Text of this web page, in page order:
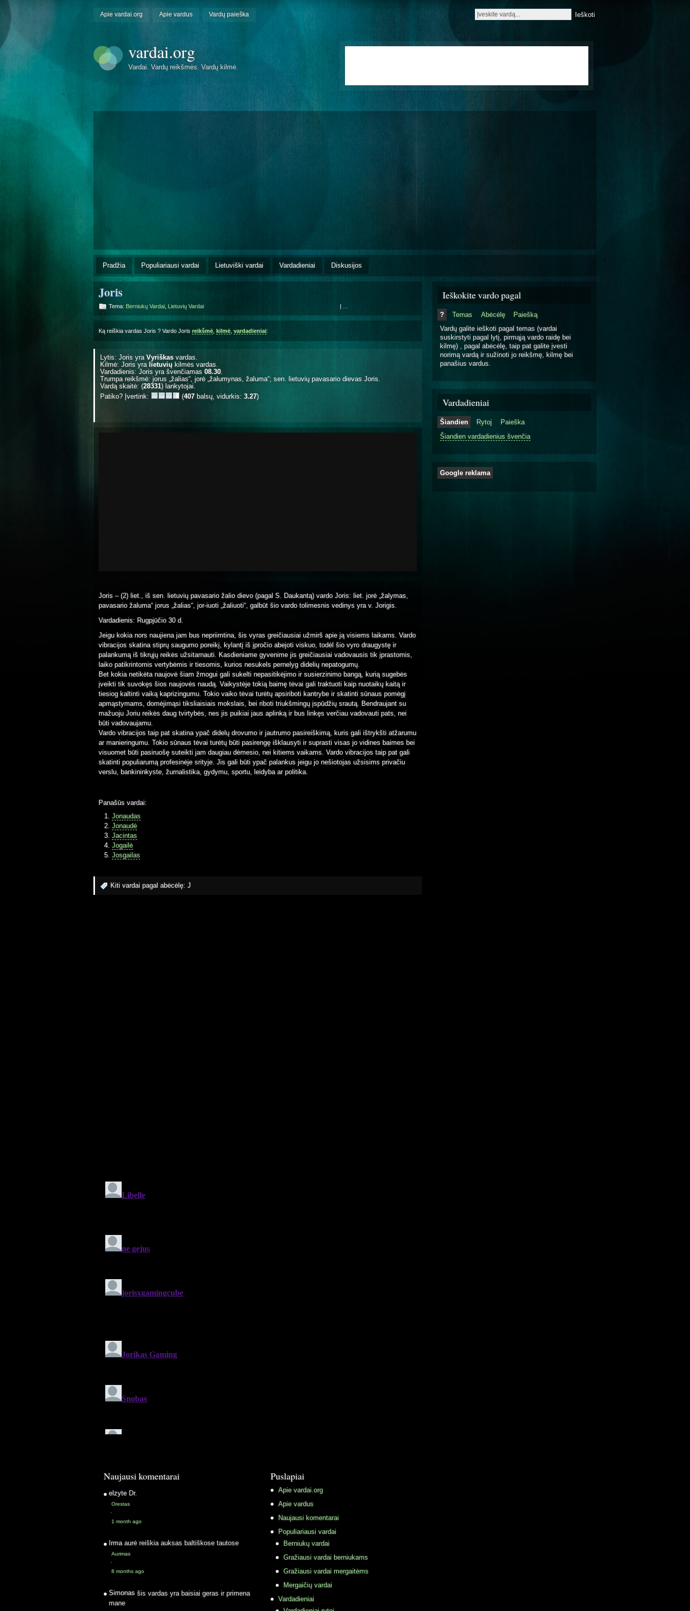
Apie vardai.org Apie vardus Vardų paieška
vardai.org
Vardai. Vardų reikšmės. Vardų kilmė.
Pradžia Populiariausi vardai Lietuviški vardai Vardadieniai Diskusijos
Joris
Tema: Berniukų Vardai Lietuvių Vardai |
Ką reiškia vardas Joris ? Vardo Joris reikšmė kilmė vardadieniai:
Lytis: Joris yra Vyriškas vardas.
Kilmė: Joris yra lietuvių kilmės vardas.
Vardadienis: Joris yra švenčiamas 08.30
Trumpa reikšmė: jorus „žalias“, jorė „žalumynas, žaluma“; sen. lietuvių pavasario dievas Joris.
Vardą skaitė: (28331) lankytojai.
Patiko? Įvertink:
(407 balsų, vidurkis: 3.27)
Joris – (2) liet., iš sen. lietuvių pavasario žalio dievo (pagal S. Daukantą) vardo Joris: liet. jorė „žalymas,
pavasario žaluma“ jorus „žalias“, jor-iuoti „žaliuoti“, galbūt šio vardo tolimesnis vedinys yra v. Jorigis.
Vardadienis: Rugpjūčio 30 d.
Jeigu kokia nors naujiena jam bus nepriimtina, šis vyras greičiausiai užmirš apie ją visiems laikams. Vardo
vibracijos skatina stiprų saugumo poreikį, kylantį iš įpročio abejoti viskuo, todėl šio vyro draugystę ir
palankumą iš tikrųjų reikės užsitarnauti. Kasdieniame gyvenime jis greičiausiai vadovausis tik įprastomis,
laiko patikrintomis vertybėmis ir tiesomis, kurios nesukels pernelyg didelių nepatogumų.
Bet kokia netikėta naujovė šiam žmogui gali sukelti nepasitikėjimo ir susierzinimo bangą, kurią sugebės
įveikti tik suvokęs šios naujovės naudą. Vaikystėje tokią baimę tėvai gali traktuoti kaip nuotaikų kaitą ir
tiesiog kaltinti vaiką kaprizingumu. Tokio vaiko tėvai turėtų apsiriboti kantrybe ir skatinti sūnaus pomėgį
apmąstymams, domėjimąsi tiksliaisiais mokslais, bei riboti triukšmingų įspūdžių srautą. Bendraujant su
mažuoju Joriu reikės daug tvirtybės, nes jis puikiai jaus aplinką ir bus linkęs verčiau vadovauti pats, nei
būti vadovaujamu.
Vardo vibracijos taip pat skatina ypač didelų drovumo ir jautrumo pasireiškimą, kuris gali ištrykšti atžarumu
ar manieringumu. Tokio sūnaus tėvai turėtų būti pasirengę išklausyti ir suprasti visas jo vidines baimes bei
visuomet būti pasiruošę suteikti jam daugiau dėmesio, nei kitiems vaikams. Vardo vibracijos taip pat gali
skatinti populiarumą profesinėje srityje. Jis gali būti ypač palankus jeigu jo nešiotojas užsisims privačiu
verslu, bankininkyste, žurnalistika, gydymu, sportu, leidyba ar politika.
Panašūs vardai:
Jonaudas
Jonaudė
Jacintas
Jogailė
Josgailas
Kiti vardai pagal abėcėlę: J
Ieškokite vardo pagal
? Temas Abėcėlę
Paiešką
Vardų galite ieškoti pagal temas (vardai
suskirstyti pagal lytį, pirmąją vardo raidę bei
kilmę) , pagal abėcėlę, taip pat galite įvesti
norimą vardą ir sužinoti jo reikšmę, kilmę bei
panašius vardus.
Vardadieniai
Šiandien Rytoj
Paieška
Šiandien vardadienius švenčia
Google reklama
Naujausi komentarai
elzyte Dr.
Orestas
·
1 month ago
Irma aurė reiškia auksas baltiškose tautose
Aurimas
·
8 months ago
Simonas šis vardas yra baisiai geras ir primena
mane
Puslapiai
Apie vardai.org
Apie vardus
Naujausi komentarai
Populiariausi vardai
Berniukų vardai
Gražiausi vardai berniukams
Gražiausi vardai mergaitėms
Mergaičių vardai
Vardadieniai